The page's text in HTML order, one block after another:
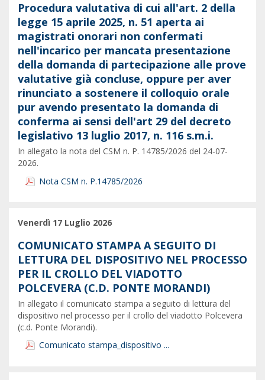
Procedura valutativa di cui all'art. 2 della
legge 15 aprile 2025, n. 51 aperta ai
magistrati onorari non confermati
nell'incarico per mancata presentazione
della domanda di partecipazione alle prove
valutative già concluse, oppure per aver
rinunciato a sostenere il colloquio orale
pur avendo presentato la domanda di
conferma ai sensi dell'art 29 del decreto
legislativo 13 luglio 2017, n. 116 s.m.i.
In allegato la nota del CSM n. P. 14785/2026 del 24-07-
2026.
Nota CSM n. P.14785/2026
Venerdì 17 Luglio 2026
COMUNICATO STAMPA A SEGUITO DI
LETTURA DEL DISPOSITIVO NEL PROCESSO
PER IL CROLLO DEL VIADOTTO
POLCEVERA (C.D. PONTE MORANDI)
In allegato il comunicato stampa a seguito di lettura del
dispositivo nel processo per il crollo del viadotto Polcevera
(c.d. Ponte Morandi).
Comunicato stampa_dispositivo ...